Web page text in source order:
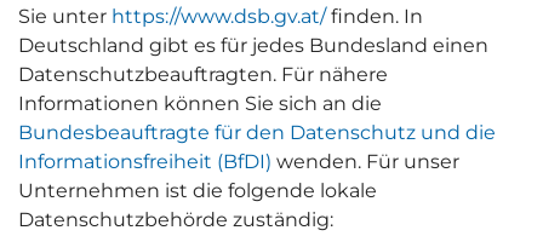
Sie unter https://www.dsb.gv.at/finden. In
Deutschland gibt es für jedes Bundesland einen
Datenschutzbeauftragten. Für nähere
Informationen können Sie sich an die
Bundesbeauftragte für den Datenschutz und die
Informationsfreiheit (BfDI) wenden. Für unser
Unternehmen ist die folgende lokale
Datenschutzbehörde zuständig: